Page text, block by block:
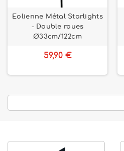
Eolienne Métal Starlights
- Double roues
Ø33cm/122cm
59,90 €